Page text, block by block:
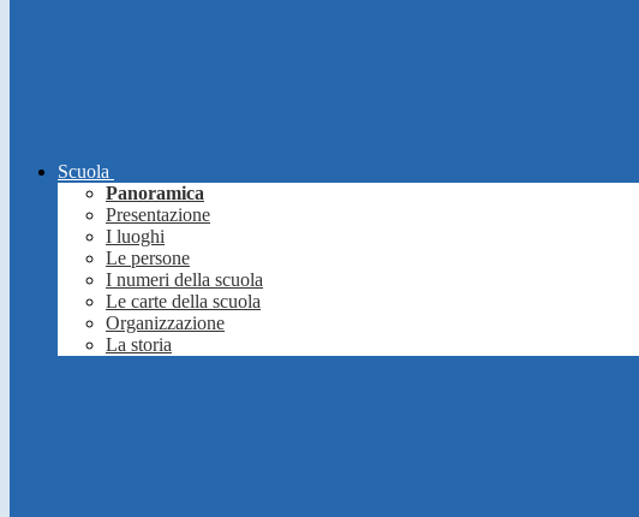
Scuola
Panoramica
Presentazione
I luoghi
Le persone
I numeri della scuola
Le carte della scuola
Organizzazione
La storia